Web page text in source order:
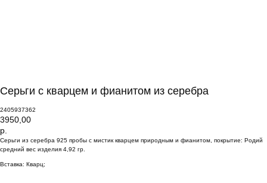
Серьги с кварцем и фианитом из серебра
2405937362
3950,00
р.
Серьги из серебра 925 пробы с мистик кварцем природным и фианитом, покрытие: Родий
средний вес изделия 4,92 гр.
Вставка: Кварц;